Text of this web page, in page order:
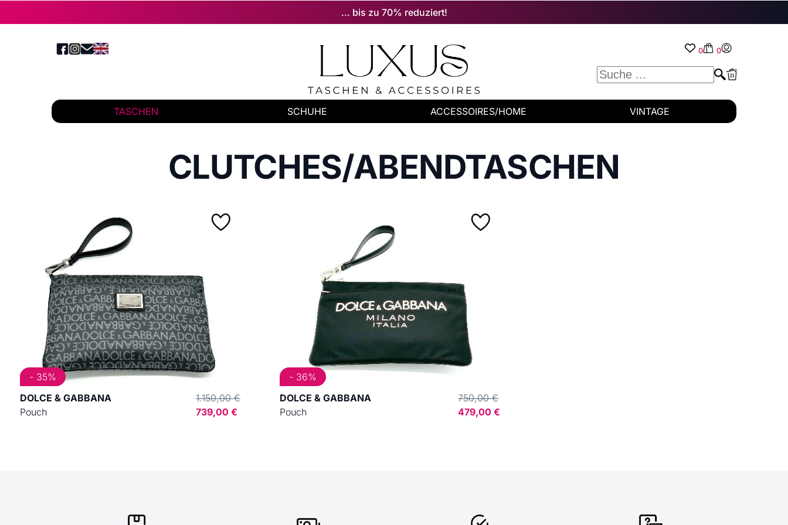
... bis zu 70% reduziert!
0 0
TASCHEN SCHUHE ACCESSOIRES/HOME VINTAGE
CLUTCHES/ABENDTASCHEN
DOLCE & GABBANA
Pouch
1.150,00 €
739,00 €
- 35%
DOLCE & GABBANA
Pouch
750,00 €
479,00 €
- 36%